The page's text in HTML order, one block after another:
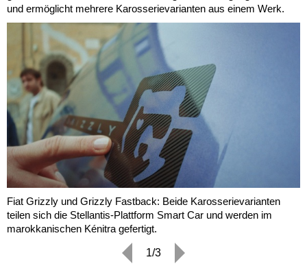
und ermöglicht mehrere Karosserievarianten aus einem Werk.
Fiat Grizzly und Grizzly Fastback: Beide Karosserievarianten
teilen sich die Stellantis-Plattform Smart Car und werden im
marokkanischen Kénitra gefertigt.
1/3